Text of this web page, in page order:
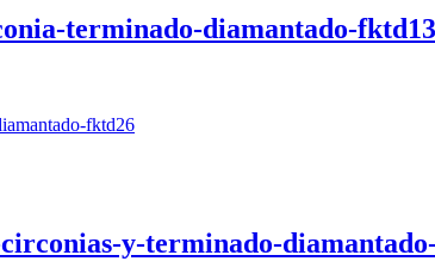
terminado-diamantado-fktd13
y-terminado-